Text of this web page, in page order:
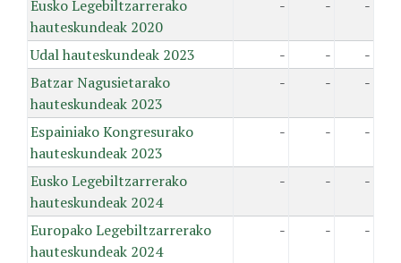
Eusko Legebiltzarrerako
hauteskundeak 2020
- - -
Udal hauteskundeak 2023 - -
-
Batzar Nagusietarako
hauteskundeak 2023
- - -
Espainiako Kongresurako
hauteskundeak 2023
- - -
Eusko Legebiltzarrerako
hauteskundeak 2024
- - -
Europako Legebiltzarrerako
hauteskundeak 2024
- - -